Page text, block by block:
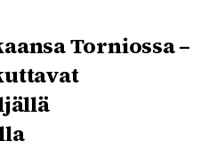
Torniossa –